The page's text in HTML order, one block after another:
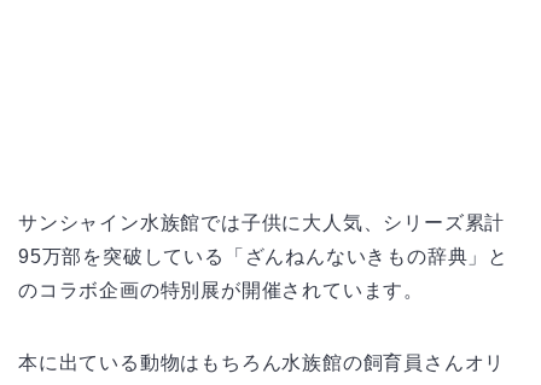
サンシャイン水族館では子供に大人気、シリーズ累計
95万部を突破している「ざんねんないきもの辞典」と
のコラボ企画の特別展が開催されています。
本に出ている動物はもちろん水族館の飼育員さんオリ